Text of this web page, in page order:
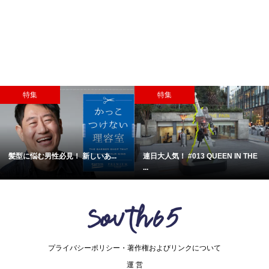
特集
髪型に悩む男性必見！ 新しいあ...
特集
連日大人気！ #013 QUEEN IN THE
...
プライバシーポリシー・著作権およびリンクについて
運 営